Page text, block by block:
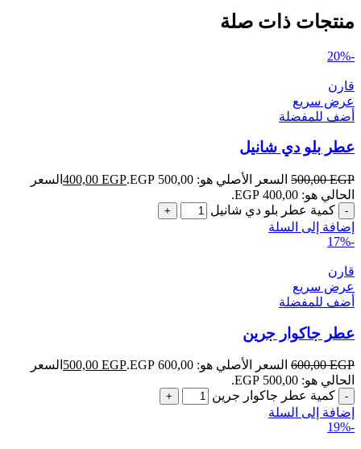
منتجات ذات صلة
-20%
قارن
عرض سريع
أضف للمفضلة
عطر بلو دي شانيل
500,00EGP السعر الأصلي هو: 500,00 EGP. 400,00 EGP
السعر
الحالي هو: 400,00 EGP.
كمية عطر بلو دي شانيل
إضافة إلى السلة
-17%
قارن
عرض سريع
أضف للمفضلة
عطر جاكوار جرين
600,00EGP السعر الأصلي هو: 600,00 EGP. 500,00 EGP
السعر
الحالي هو: 500,00 EGP.
كمية عطر جاكوار جرين
إضافة إلى السلة
-19%